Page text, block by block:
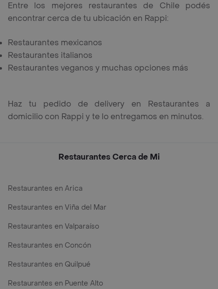
Entre los mejores restaurantes de Chile podés
encontrar cerca de tu ubicación en Rappi:
Restaurantes mexicanos
Restaurantes italianos
Restaurantes veganos y muchas opciones más
Haz tu pedido de delivery en Restaurantes a
domicilio con Rappi y te lo entregamos en minutos.
Restaurantes Cerca de Mi
Restaurantes en Arica
Restaurantes en Viña del Mar
Restaurantes en Valparaíso
Restaurantes en Concón
Restaurantes en Quilpué
Restaurantes en Puente Alto